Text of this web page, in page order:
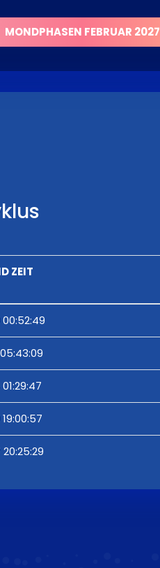
MONDPHASEN FEBRUAR 2027
ZEIT